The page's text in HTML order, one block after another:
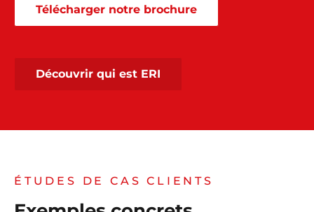
Télécharger notre brochure
Découvrir qui est ERI
ÉTUDES DE CAS CLIENTS